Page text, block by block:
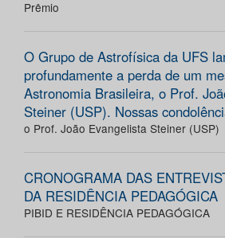
Prêmio
O Grupo de Astrofísica da UFS
profundamente a perda de um
Astronomia Brasileira, o Prof.
Steiner (USP). Nossas
o Prof. João Evangelista Steiner (USP)
CRONOGRAMA DAS
DA RESIDÊNCIA PEDAGÓGICA
PIBID E RESIDÊNCIA PEDAGÓGICA